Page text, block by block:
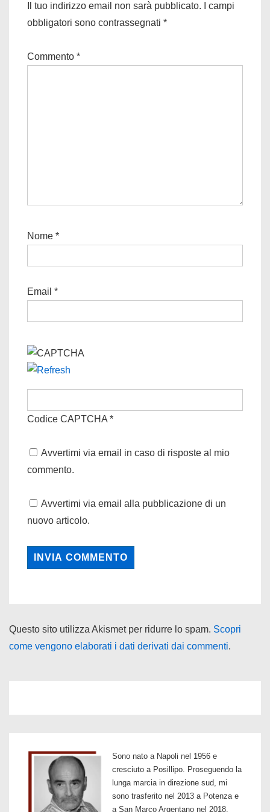
Il tuo indirizzo email non sarà pubblicato.
I campi
obbligatori sono contrassegnati *
Commento *
Nome *
Email *
Codice CAPTCHA *
Avvertimi via email in caso di risposte al mio
commento.
Avvertimi via email alla pubblicazione di un
nuovo articolo.
Questo sito utilizza Akismet per ridurre lo spam. Scopri
come vengono elaborati i dati derivati dai commenti.
Sono nato a Napoli nel 1956 e
cresciuto a Posillipo. Proseguendo la
lunga marcia in direzione sud, mi
sono trasferito nel 2013 a Potenza e
a San Marco Argentano nel 2018.